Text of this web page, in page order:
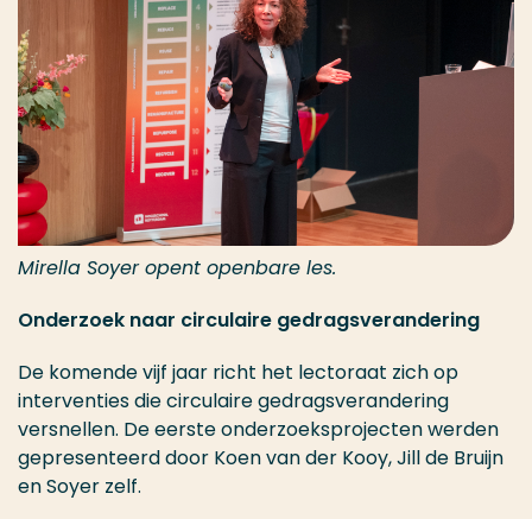
Mirella Soyer opent openbare les.
Onderzoek naar circulaire gedragsverandering
De komende vijf jaar richt het lectoraat zich op
interventies die circulaire gedragsverandering
versnellen. De eerste onderzoeksprojecten werden
gepresenteerd door Koen van der Kooy, Jill de Bruijn
en Soyer zelf.